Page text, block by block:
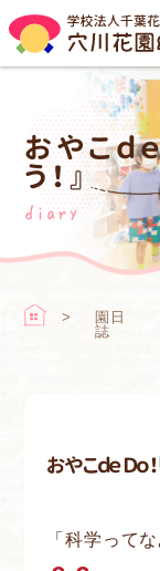
おやこｄ
う！』
diary
園日
誌
おやこｄｅ Ｄｏ
「科学って